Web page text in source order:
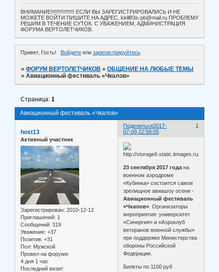
ВНИМАНИЕ!!!!!!!!!!!!!!!! ЕСЛИ ВЫ ЗАРЕГИСТРИРОВАЛИСЬ И НЕ
МОЖЕТЕ ВОЙТИ ПИШИТЕ НА АДРЕС, kirill83s-pb@mail.ru ПРОБЛЕМУ
РЕШИМ В ТЕЧЕНИЕ СУТОК. С УВАЖЕНИЕМ, АДМИНИСТРАЦИЯ
ФОРУМА ВЕРТОЛЕТЧИКОВ.
Привет, Гость! Войдитеили зарегистрируйтесь.
»ФОРУМ ВЕРТОЛЕТЧИКОВ »ОБЩЕНИЕ НА ЛЮБЫЕ ТЕМЫ
»Авиационный фестиваль «Чкалов»
Авиационный фестиваль «Чкалов»
Страница:1
Поделиться 1
2017-
07-09 22:58:05
host13
Активный участник
Зарегистрирован: 2010-12-12
Приглашений: 1
Сообщений: 319
Уважение: +37
Позитив: +31
Пол: Мужской
Провел на форуме:
4 дня 1 час
Последний визит:
23 сентября 2017 года на
военном аэродроме
«Кубинка» состоится самое
зрелищное авиашоу осени -
Авиационный фестиваль
«Чкалов» . Организаторы
мероприятия: университет
«Синергия» и «Аэроклуб
ветеранов военной службы»
при поддержке Министерства
обороны Российской
Федерации.
Билеты по 1100 руб